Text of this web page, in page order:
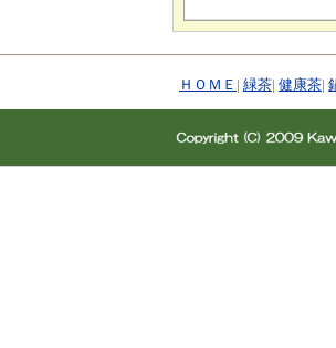
ＨＯＭＥ | 緑茶| 健康茶|